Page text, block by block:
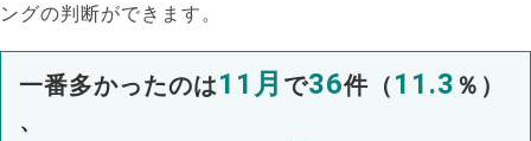
ングの判断ができます。
一番多かったのは11月 で36件（ 11.3 ％）
、